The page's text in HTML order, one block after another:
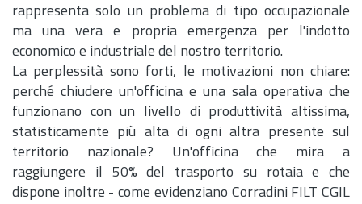
rappresenta solo un problema di tipo occupazionale
ma una vera e propria emergenza per l'indotto
economico e industriale del nostro territorio.
La perplessità sono forti, le motivazioni non chiare:
perché chiudere un'officina e una sala operativa che
funzionano con un livello di produttività altissima,
statisticamente più alta di ogni altra presente sul
territorio nazionale? Un'officina che mira a
raggiungere il 50% del trasporto su rotaia e che
dispone inoltre - come evidenziano Corradini FILT CGIL